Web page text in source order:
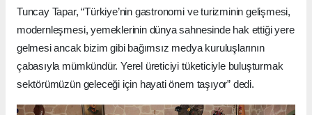
Tuncay Tapar, “Türkiye’nin gastronomi ve turizminin gelişmesi,
modernleşmesi, yemeklerinin dünya sahnesinde hak ettiği yere
gelmesi ancak bizim gibi bağımsız medya kuruluşlarının
çabasıyla mümkündür. Yerel üreticiyi tüketiciyle buluşturmak
sektörümüzün geleceği için hayati önem taşıyor” dedi.